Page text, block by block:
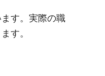
す。実際の職
す。